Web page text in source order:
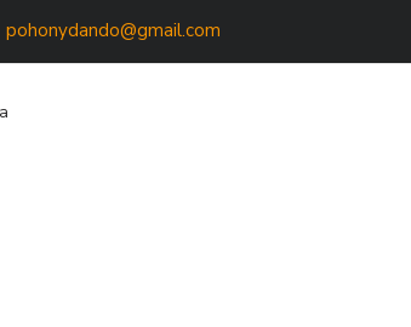
pohonydando@gmail.com